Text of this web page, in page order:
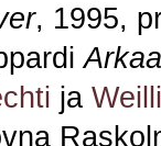
, 1995,
ja Weilli